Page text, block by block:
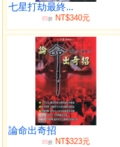
七星打劫最終...
85折 NT$340元
論命出奇招
85折 NT$323元